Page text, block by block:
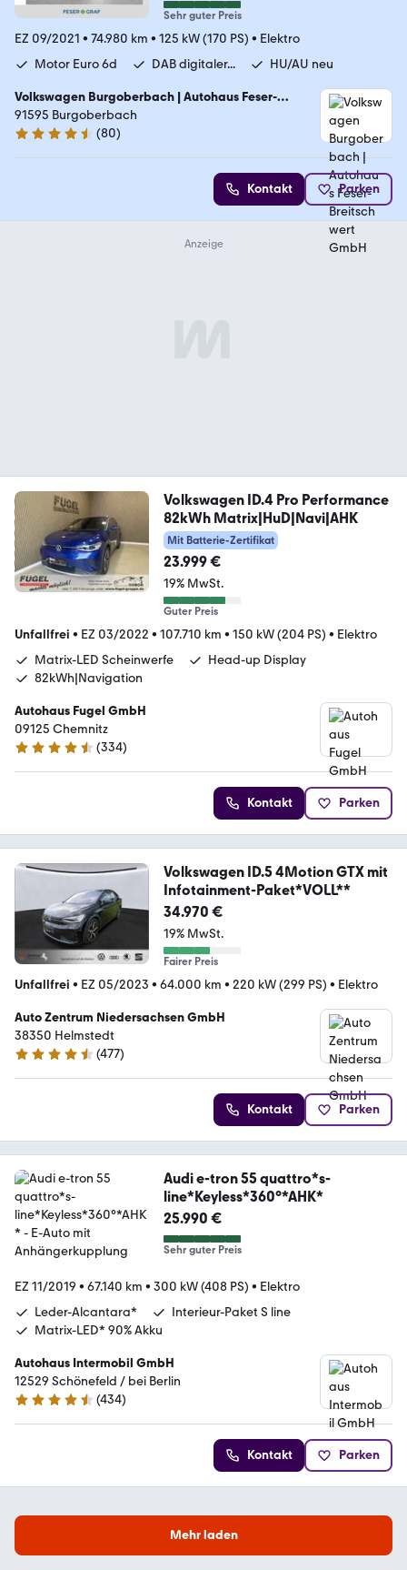
Sehr guter Preis
EZ 09/2021 • 74.980 km • 125 kW (170 PS) • Elektro
Motor Euro 6d
DAB digitaler... HU/AU neu
Volkswagen Burgoberbach | Autohaus Feser-
Breitschwert GmbH
91595 Burgoberbach
4.7 Sterne
(80)
Kontakt Parken
Volkswagen ID.4 Pro Performance
82kWh Matrix|HuD|Navi|AHK
Mit Batterie-Zertifikat
23.999 €
19% MwSt.
Guter Preis
Unfallfrei • EZ 03/2022 • 107.710 km • 150 kW (204 PS) • Elektro
Matrix-LED Scheinwerfe
Head-up Display
82kWh|Navigation
Autohaus Fugel GmbH
09125 Chemnitz
4.3 Sterne
(334)
Kontakt Parken
Volkswagen ID.5 4Motion GTX mit
Infotainment-Paket*VOLL**
34.970 €
19% MwSt.
Fairer Preis
Unfallfrei • EZ 05/2023 • 64.000 km • 220 kW (299 PS) • Elektro
Auto Zentrum Niedersachsen GmbH
38350 Helmstedt
4.5 Sterne
(477)
Kontakt Parken
Audi e-tron 55 quattro*s-
line*Keyless*360°*AHK*
25.990 €
Sehr guter Preis
EZ 11/2019 • 67.140 km • 300 kW (408 PS) • Elektro
Leder-Alcantara*
Interieur-Paket S line
Matrix-LED* 90% Akku
Autohaus Intermobil GmbH
12529 Schönefeld / bei Berlin
4.5 Sterne
(434)
Kontakt Parken
Mehr laden